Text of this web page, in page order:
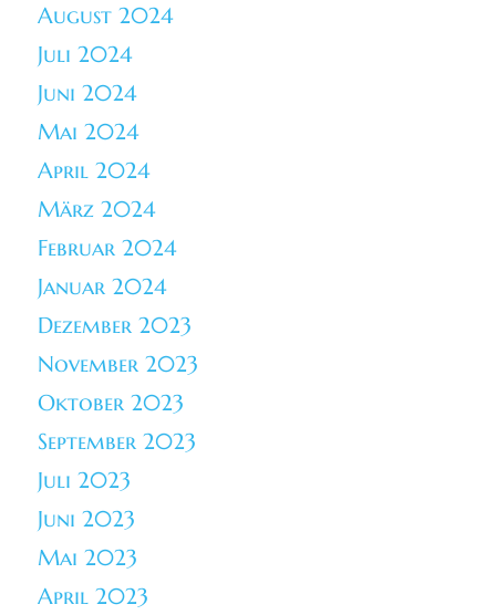
August 2024
Juli 2024
Juni 2024
Mai 2024
April 2024
März 2024
Februar 2024
Januar 2024
Dezember 2023
November 2023
Oktober 2023
September 2023
Juli 2023
Juni 2023
Mai 2023
April 2023